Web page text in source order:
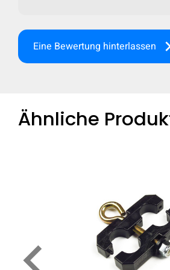
Eine Bewertung hinterlassen
Ähnliche